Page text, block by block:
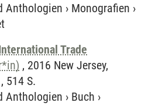
Anthologien › Monografien ›
Trade
, 2016 New Jersey,
514 S.
Anthologien › Buch ›